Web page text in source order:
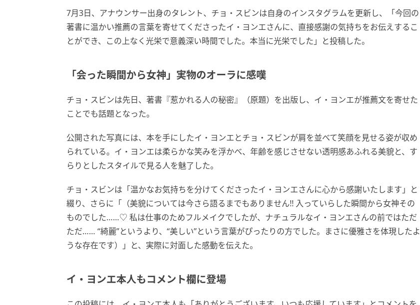
7月3日、アナウンサー出身のタレント、チョ・スビンは自身のインスタグラムを更新し、「今回の
著書に温かい推薦の言葉を寄せてくださったイ・ヨンエさんに、直接感謝の気持ちをお伝えするこ
とができ、この上なく光栄で意義深い時間でした。本当に光栄でした」と投稿した。
「会った瞬間から女神」実物のオーラに感嘆
チョ・スビンは先日、著書『惹かれる人の秘密』（原題）を出版し、イ・ヨンエが推薦文を寄せた
ことでも話題となった。
公開された写真には、本を手にしたイ・ヨンエとチョ・スビンが肩を並べて笑顔を見せる姿が収め
られている。イ・ヨンエは柔らかな笑みを浮かべ、年齢を感じさせない透明感あふれる美貌と、す
らりとしたスタイルで見る人を魅了した。
チョ・スビンは「温かなお気持ちを分けてくださったイ・ヨンエさんに心から感謝いたします」と
綴り、さらに「（美貌については今さら語るまでもありません!! 入っていらした瞬間から女神その
ものでした……♡ 私は仕事のためフルメイクでしたが、ナチュラルなイ・ヨンエさんの前ではただ
ただ…… “綺麗”というより、“美しい”という言葉がぴったりの方でした。まさに優雅さを体現したよ
うな存在です）」と、実際に対面した感動を伝えた。
イ・ヨンエ本人もコメント欄に登場